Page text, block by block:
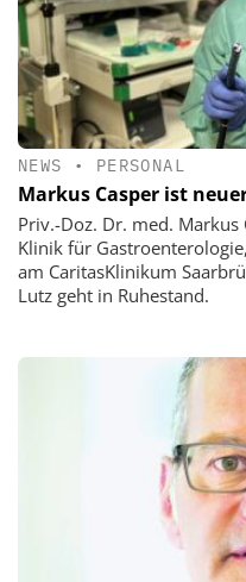
NEWS • PERSONAL
Markus Casper ist
Priv.-Doz. Dr. med.
Klinik für
am CaritasKlinikum
Lutz geht in Ruhestand.